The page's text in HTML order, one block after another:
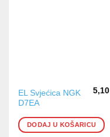
EL Svjećica NGK
D7EA
5,10
DODAJ U KOŠARICU